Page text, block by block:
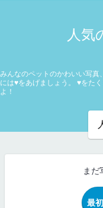
人気
みんなのペットのかわいい写真
には♥をあげましょう。 ♥をた
よ！
まだ
最